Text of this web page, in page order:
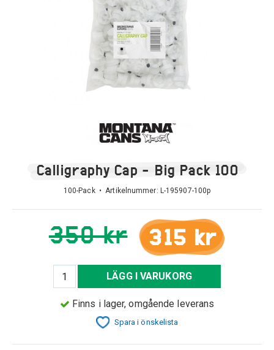
Calligraphy Cap - Big Pack 100
100-Pack • Artikelnummer: L-195907-100p
350 kr 315 kr
LÄGG I VARUKORG
Finns i lager, omgående leverans
Spara i önskelista